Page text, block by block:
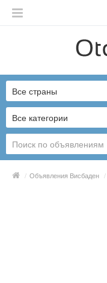
English
Русский
Українська
Все категории
Все страны
/ Объявления Висбаден /